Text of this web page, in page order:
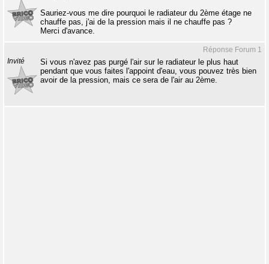
Sauriez-vous me dire pourquoi le radiateur du 2ème étage ne
chauffe pas, j'ai de la pression mais il ne chauffe pas ?
Merci d'avance.
Réponse Forum 1
Invité
Si vous n'avez pas purgé l'air sur le radiateur le plus haut
pendant que vous faites l'appoint d'eau, vous pouvez très bien
avoir de la pression, mais ce sera de l'air au 2ème.